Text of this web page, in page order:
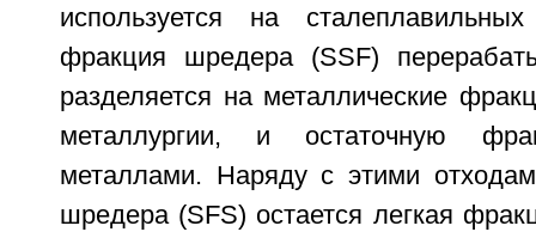
используется на
фракция шредера (SSF)
разделяется на металлические
металлургии, и остаточную
металлами. Наряду с этими
шредера (SFS) остается легкая